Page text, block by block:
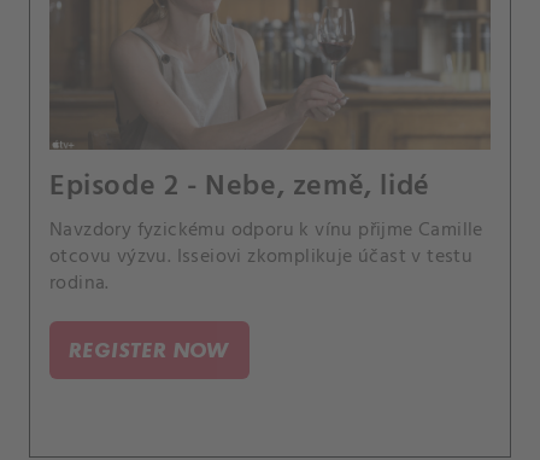
Episode 2 - Nebe, země, lidé
Navzdory fyzickému odporu k vínu přijme Camille
otcovu výzvu. Isseiovi zkomplikuje účast v testu
rodina.
REGISTER NOW